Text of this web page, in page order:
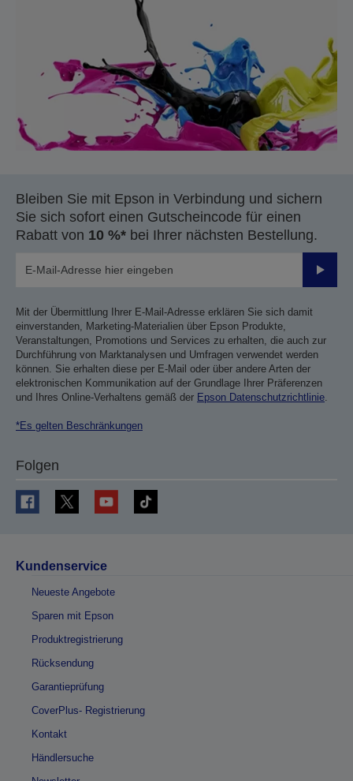
Bleiben Sie mit Epson in Verbindung und sichern
Sie sich sofort einen Gutscheincode für einen
Rabatt von 10 %* bei Ihrer nächsten Bestellung.
Mit der Übermittlung Ihrer E-Mail-Adresse erklären Sie sich damit
einverstanden, Marketing-Materialien über Epson Produkte,
Veranstaltungen, Promotions und Services zu erhalten, die auch zur
Durchführung von Marktanalysen und Umfragen verwendet werden
können. Sie erhalten diese per E-Mail oder über andere Arten der
elektronischen Kommunikation auf der Grundlage Ihrer Präferenzen
und Ihres Online-Verhaltens gemäß der Epson Datenschutzrichtlinie.
*Es gelten Beschränkungen
Folgen
Kundenservice
Neueste Angebote
Sparen mit Epson
Produktregistrierung
Rücksendung
Garantieprüfung
CoverPlus- Registrierung
Kontakt
Händlersuche